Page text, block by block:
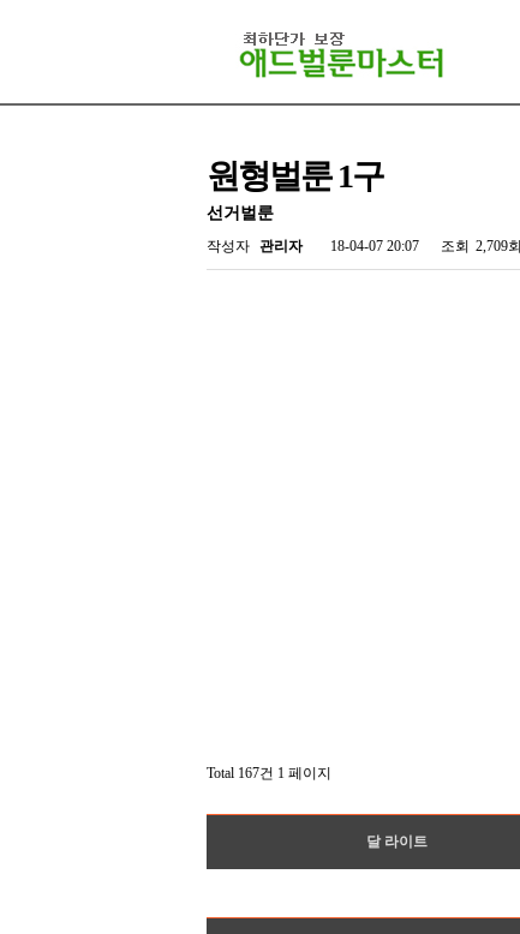
원형벌룬 1구
선거벌룬
작성자 관리자 18-04-07 20:07 조회 2,709회
Total 167건 1 페이지
달 라이트